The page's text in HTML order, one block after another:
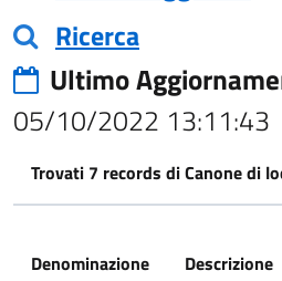
Ricerca
Ultimo
05/10/2022 13:11:43
Trovati 7 records di Canone di
Denominazione Descrizione